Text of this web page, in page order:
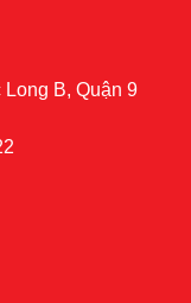
B, Quận 9